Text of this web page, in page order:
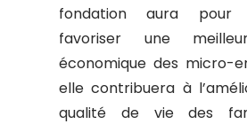
fondation aura pour
favoriser une
économique des micro-
elle contribuera à
qualité de vie des